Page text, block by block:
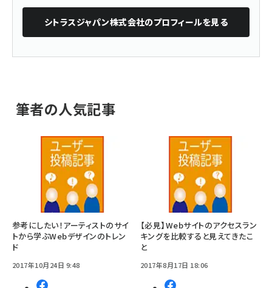
シトラスジャパン株式会社のプロフィールを見る
筆者の人気記事
参考にしたい！アーティストのサイ
トから学ぶWebデザインのトレン
ド
2017年10月24日 9:48
【必見】Webサイトのアクセスラン
キングを比較すると見えてきたこ
と
2017年8月17日 18:06